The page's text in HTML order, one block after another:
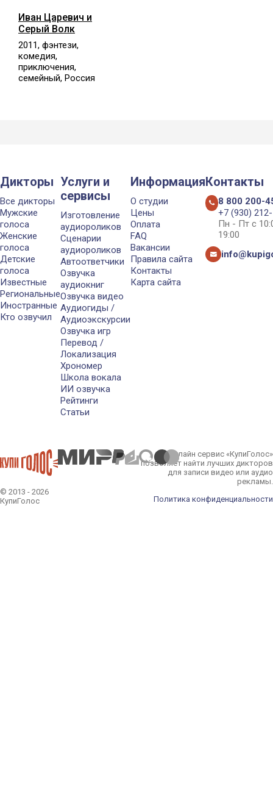
Иван Царевич и
Серый Волк
2011, фэнтези,
комедия,
приключения,
семейный, Россия
Дикторы
Все дикторы
Мужские
голоса
Женские
голоса
Детские
голоса
Известные
Региональные
Иностранные
Кто озвучил
Услуги и
сервисы
Изготовление
аудиороликов
Сценарии
аудиороликов
Автоответчики
Озвучка
аудиокниг
Озвучка видео
Аудиогиды /
Аудиоэкскурсии
Озвучка игр
Перевод /
Локализация
Хрономер
Школа вокала
ИИ озвучка
Рейтинги
Статьи
Информация
О студии
Цены
Оплата
FAQ
Вакансии
Правила сайта
Контакты
Карта сайта
Контакты
8 800 200-
+7 (930)
Пн - Пт с
19:00
© 2013 - 2026
КупиГолос
Онлайн сервис «КупиГолос»
позволяет найти лучших дикторов
для записи видео или аудио
рекламы.
Политика конфиденциальности